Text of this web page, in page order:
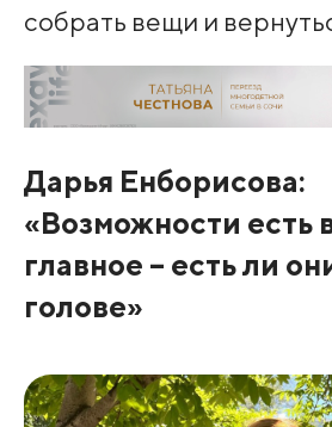
собрать вещи и
Дарья Енборисова:
«Возможности есть
главное – есть ли
голове»